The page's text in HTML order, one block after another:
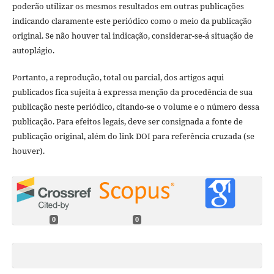
poderão utilizar os mesmos resultados em outras publicações
indicando claramente este periódico como o meio da publicação
original. Se não houver tal indicação, considerar-se-á situação de
autoplágio.
Portanto, a reprodução, total ou parcial, dos artigos aqui
publicados fica sujeita à expressa menção da procedência de sua
publicação neste periódico, citando-se o volume e o número dessa
publicação. Para efeitos legais, deve ser consignada a fonte de
publicação original, além do link DOI para referência cruzada (se
houver).
0 0